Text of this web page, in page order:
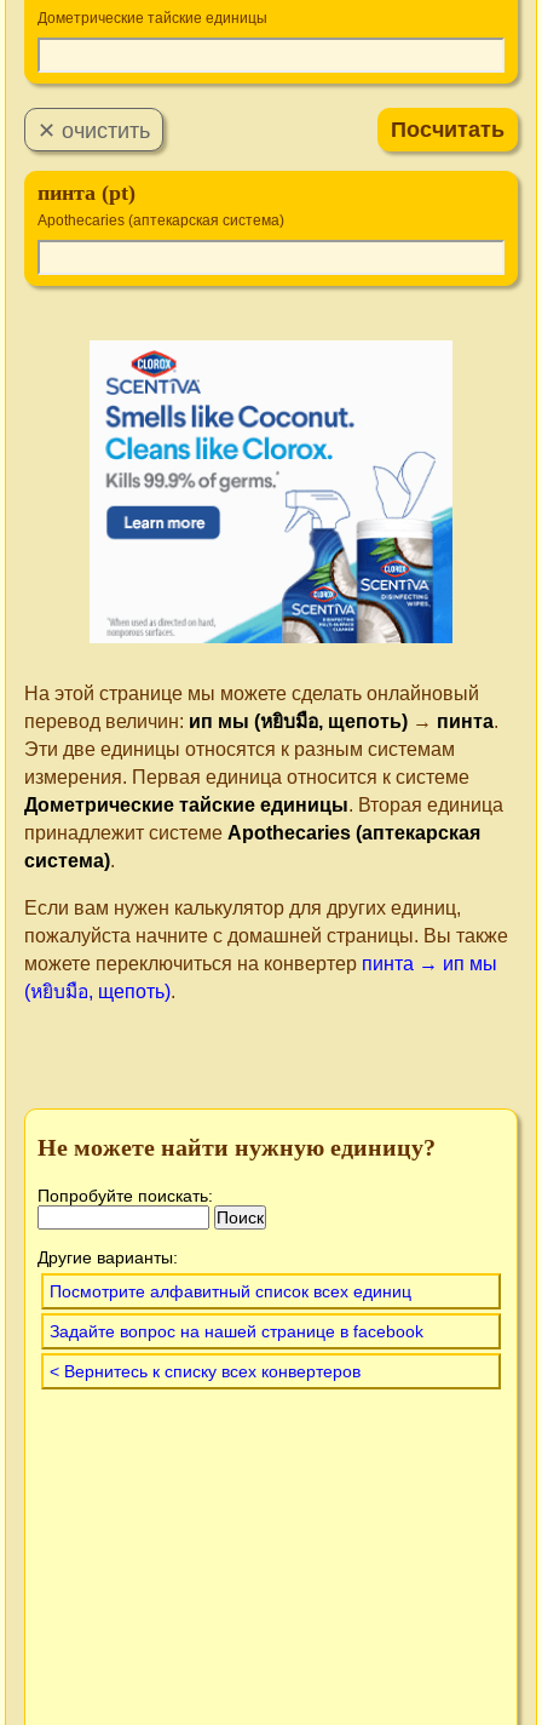
Дометрические тайские единицы
пинта (pt)
Apothecaries (аптекарская система)
На этой странице мы можете сделать онлайновый
перевод величин: ип мы (หยิบมือ, щепоть) → пинта.
Эти две единицы относятся к разным системам
измерения. Первая единица относится к системе
Дометрические тайские единицы. Вторая единица
принадлежит системе Apothecaries (аптекарская
система).
Если вам нужен калькулятор для других единиц,
пожалуйста начните с домашней страницы. Вы также
можете переключиться на конвертер пинта → ип мы
(หยิบมือ, щепоть).
Не можете найти нужную единицу?
Попробуйте поискать:
Другие варианты:
Посмотрите алфавитный список всех единиц
Задайте вопрос на нашей странице в facebook
< Вернитесь к списку всех конвертеров